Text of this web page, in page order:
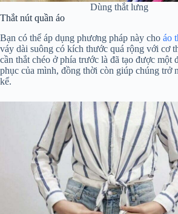
Dùng thắt lưng
Thắt nút quần áo
Bạn có thể áp dụng phương pháp này cho áo
váy dài suông có kích thước quá rộng với cơ
cần thắt chéo ở phía trước là đã tạo được một
phục của mình, đồng thời còn giúp chúng trở
kể.